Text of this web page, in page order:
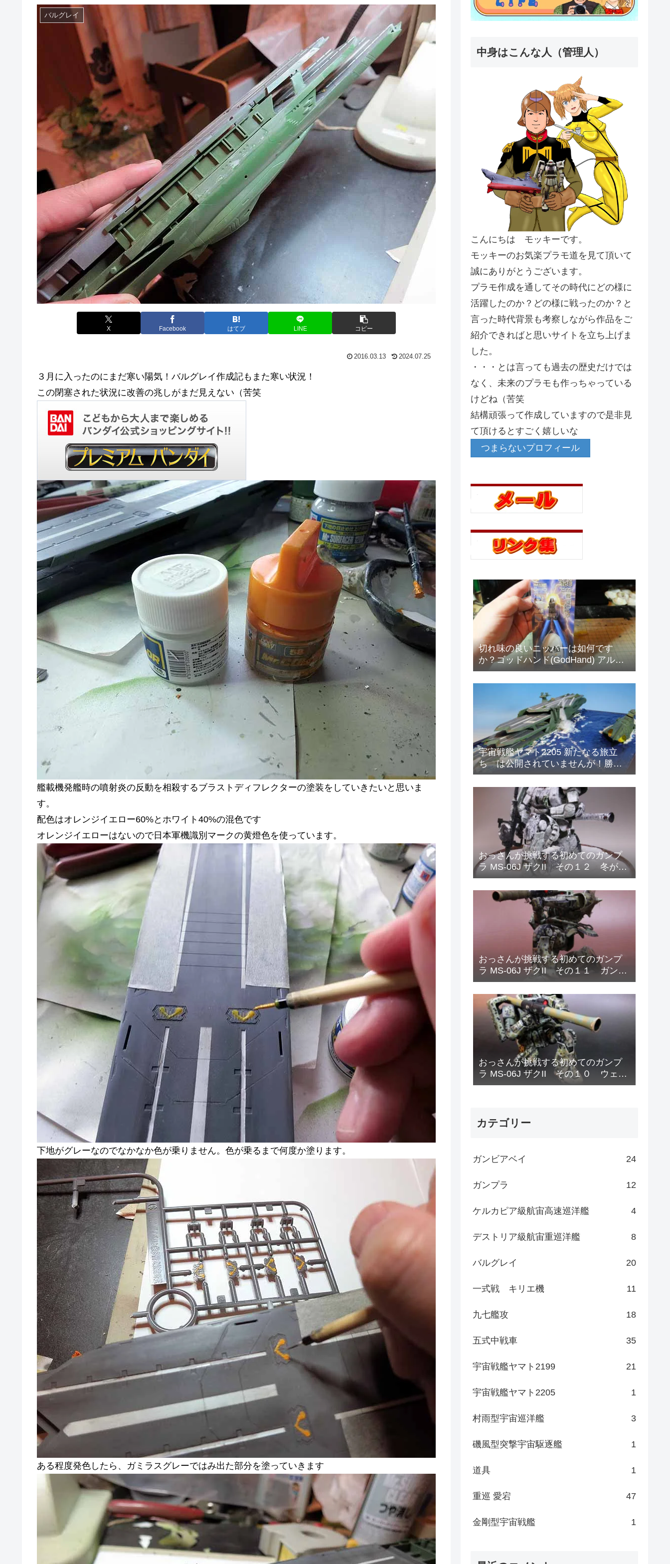
バルグレイ
X Facebook はてブ LINE コピー
2016.03.13 2024.07.25
３月に入ったのにまだ寒い陽気！バルグレイ作成記もまた寒い状況！
この閉塞された状況に改善の兆しがまだ見えない（苦笑
艦載機発艦時の噴射炎の反動を相殺するブラストディフレクターの塗装をしていきたいと思いま
す。
配色はオレンジイエロー60%とホワイト40%の混色です
オレンジイエローはないので日本軍機識別マークの黄燈色を使っています。
下地がグレーなのでなかなか色が乗りません。色が乗るまで何度か塗ります。
ある程度発色したら、ガミラスグレーではみ出た部分を塗っていきます
中身はこんな人（管理人）
こんにちは モッキーです。
モッキーのお気楽プラモ道を見て頂いて
誠にありがとうございます。
プラモ作成を通してその時代にどの様に
活躍したのか？どの様に戦ったのか？と
言った時代背景も考察しながら作品をご
紹介できればと思いサイトを立ち上げま
した。
・・・とは言っても過去の歴史だけでは
なく、未来のプラモも作っちゃっている
けどね（苦笑
結構頑張って作成していますので是非見
て頂けるとすごく嬉しいな
つまらないプロフィール
切れ味の良いニッパーは如何です
か？ゴッドハンド(GodHand) アルテ
ィメットニッパー5.0
宇宙戦艦ヤマト2205 新たなる旅立
ち は公開されていませんが！勝手
に妄想 マザータウンの海の戦い！
おっさんが挑戦する初めてのガンプ
ラ MS-06J ザクII その１２ 冬が来
たので冬季迷彩塗装をはじめまし
た。
おっさんが挑戦する初めてのガンプ
ラ MS-06J ザクII その１１ ガンダ
ムデカールと偽装網の取り付け
おっさんが挑戦する初めてのガンプ
ラ MS-06J ザクII その１０ ウェザ
リング
カテゴリー
ガンビアベイ 24
ガンプラ 12
ケルカピア級航宙高速巡洋艦 4
デストリア級航宙重巡洋艦 8
バルグレイ 20
一式戦 キリエ機 11
九七艦攻 18
五式中戦車 35
宇宙戦艦ヤマト2199 21
宇宙戦艦ヤマト2205 1
村雨型宇宙巡洋艦 3
磯風型突撃宇宙駆逐艦 1
道具 1
重巡 愛宕 47
金剛型宇宙戦艦 1